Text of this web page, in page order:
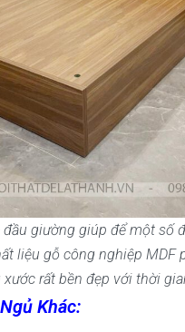
giường giúp để một số
liệu gỗ công nghiệp MDF
xước rất bền đẹp với thời
Khác: